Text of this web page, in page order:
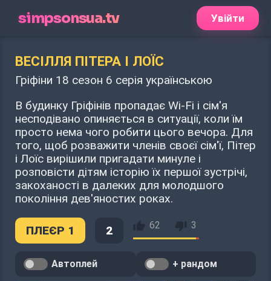
simpsonsua.tv Увійти
ВЕСІЛЛЯ ПІТЕРА І ЛОЇС
Гріфіни 18 сезон 6 серія українською
В будинку Гріфінів пропадає Wi-Fi і сім'я
несподівано опиняється в ситуації, коли їм
просто нема чого робити цього вечора. Для
того, щоб розважити членів своєї сім'ї, Пітер
і Лоїс вирішили пригадати минуле і
розповісти дітям історію їх першої зустрічі,
закоханості в далеких для молодшого
покоління дев'яностих роках.
ПЛЕЄР 1 2 62 3
Автоплей + рандом